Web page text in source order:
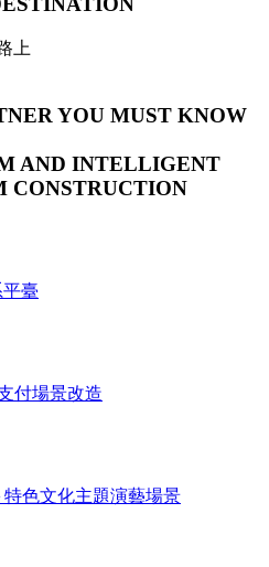
上
YOU MUST KNOW
AND INTELLIGENT
CONSTRUCTION
平臺
付場景改造
色文化主題演藝場景